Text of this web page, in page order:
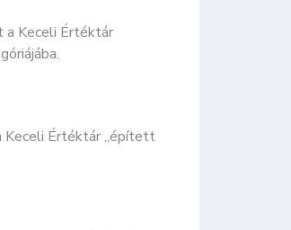
a Keceli Értéktár
Keceli Értéktár „épített